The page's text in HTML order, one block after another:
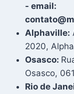
- email:
Alphaville:
2020,
Osasco:
Osasco,
Rio de